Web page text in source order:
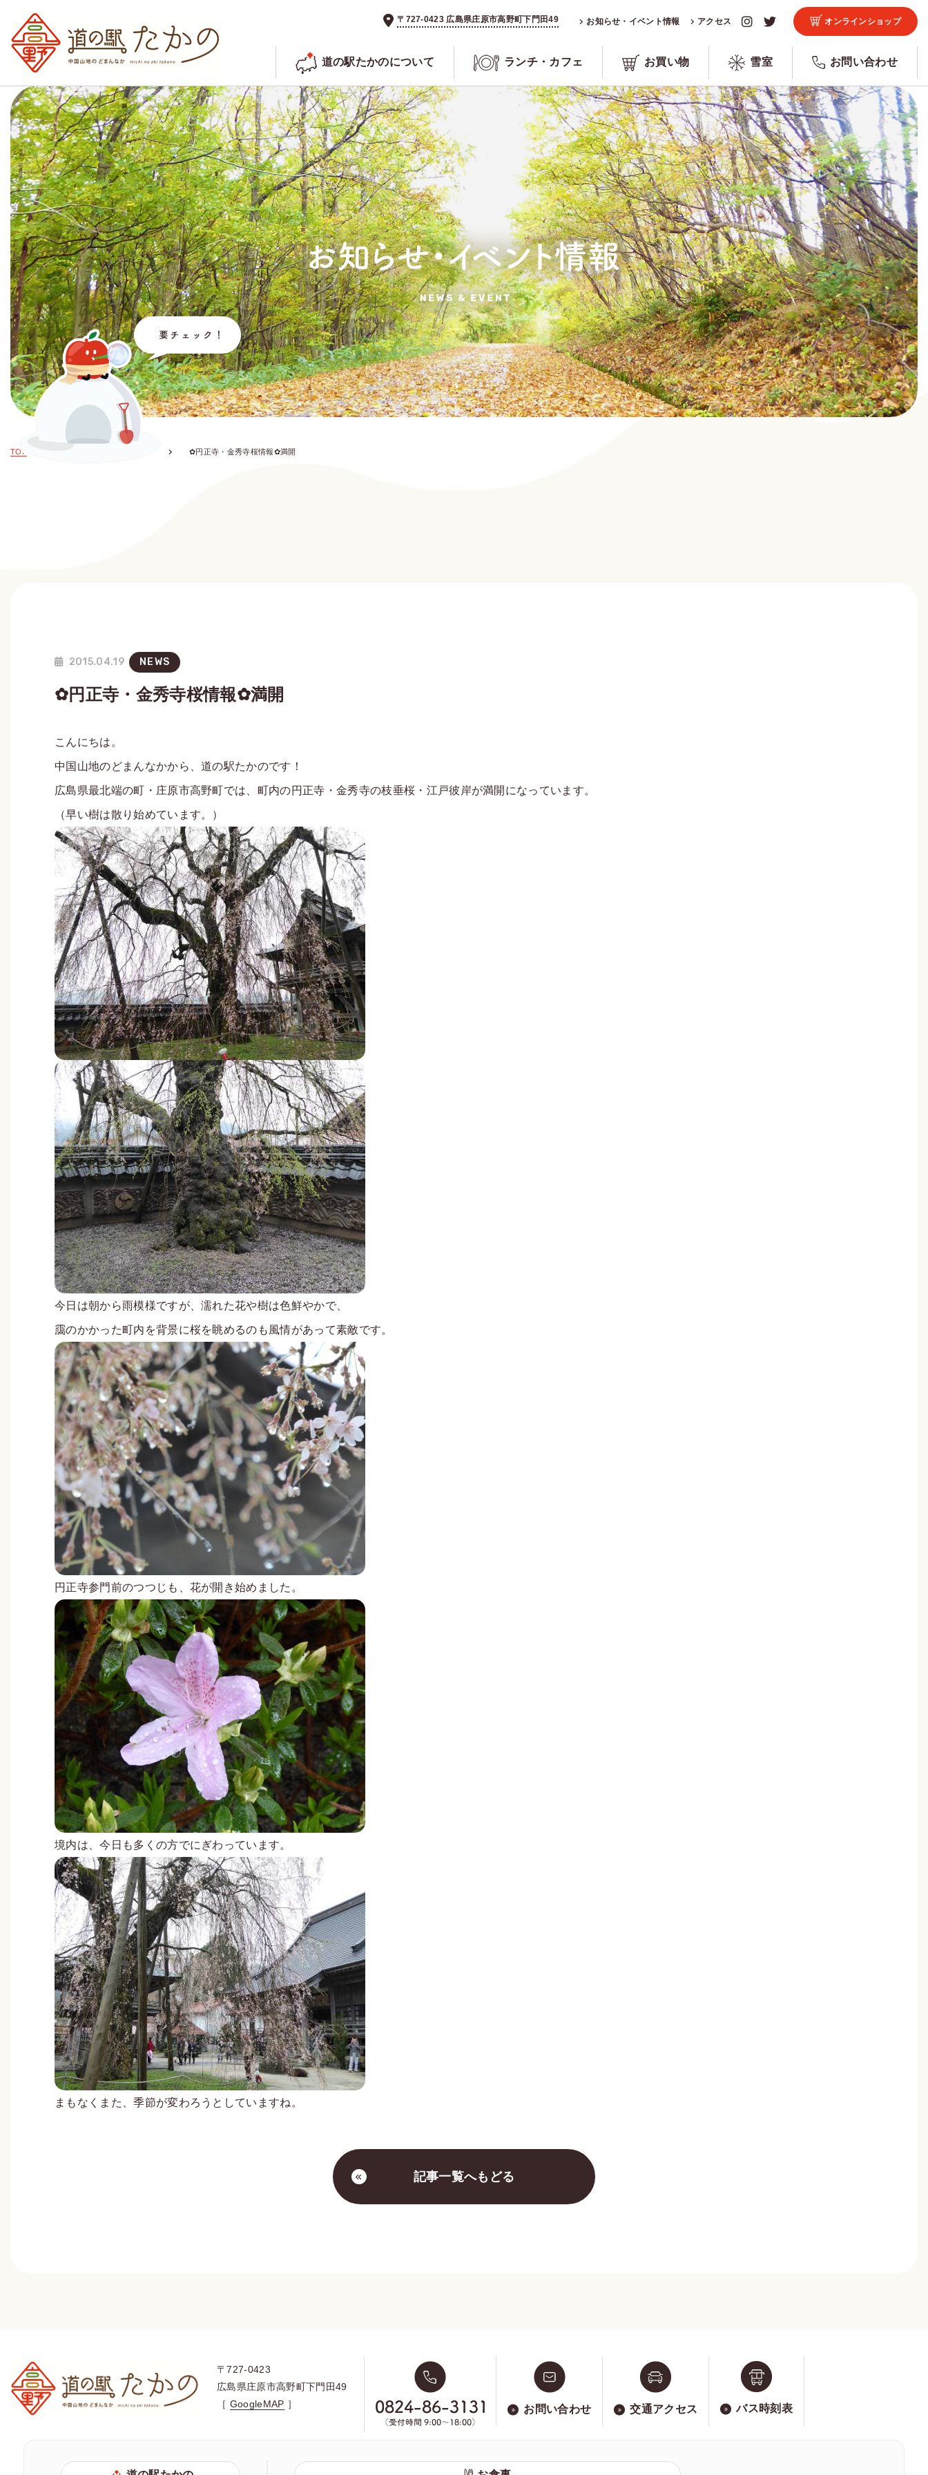
〒727-0423 広島県庄原市高野町下門田49 お知らせ・イベント情報 アクセス オンラインショップ
道の駅たかのについて ランチ・カフェ お買い物 雪室 お問い合わせ
TOP お知らせ・イベント情報 ✿円正寺・金秀寺桜情報✿満開
2015.04.19 NEWS
✿円正寺・金秀寺桜情報✿満開
こんにちは。
中国山地のどまんなかから、道の駅たかのです！
広島県最北端の町・庄原市高野町では、町内の円正寺・金秀寺の枝垂桜・江戸彼岸が満開になっています。
（早い樹は散り始めています。）
今日は朝から雨模様ですが、濡れた花や樹は色鮮やかで、
靄のかかった町内を背景に桜を眺めるのも風情があって素敵です。
円正寺参門前のつつじも、花が開き始めました。
境内は、今日も多くの方でにぎわっています。
まもなくまた、季節が変わろうとしていますね。
記事一覧へもどる
〒727-0423
広島県庄原市高野町下門田49
［ GoogleMAP ］ お問い合わせ 交通アクセス バス時刻表